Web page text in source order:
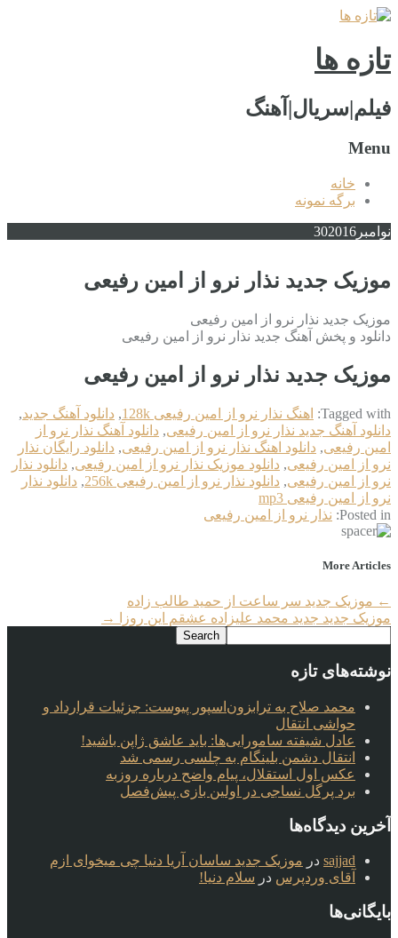
تازه ها
فیلم|سریال|آهنگ
Menu
خانه
برگه نمونه
نوامبر 302016
موزیک جدید نذار نرو از امین رفیعی
موزیک جدید نذار نرو از امین رفیعی
دانلود و پخش آهنگ جدید نذار نرو از امین رفیعی
موزیک جدید نذار نرو از امین رفیعی
Tagged with: اهنگ نذار نرو از امین رفیعی 128k , دانلود آهنگ جدید,
دانلود آهنگ جدید نذار نرو از امین رفیعی, دانلود آهنگ نذار نرو از
امین رفیعی, دانلود اهنگ نذار نرو از امین رفیعی, دانلود رایگان نذار
نرو از امین رفیعی, دانلود موزیک نذار نرو از امین رفیعی, دانلود نذار
نرو از امین رفیعی, دانلود نذار نرو از امین رفیعی 256k , دانلود نذار
نرو از امین رفیعی mp3
Posted in: نذار نرو از امین رفیعی
More Articles
← موزیک جدید سر ساعت از حمید طالب زاده
موزیک جدید جديد محمد علیزاده عشقم این روزا
→
نوشته‌های تازه
محمد صلاح به ترابزون‌اسپور پیوست: جزئیات قرارداد و
حواشی انتقال
عادل شیفته سامورایی‌ها: باید عاشق ژاپن باشید!
انتقال دشمن بلینگام به چلسی رسمی شد
عکس اول استقلال، پیام واضح درباره روزبه
برد پرگل نساجی در اولین بازی پیش‌فصل
آخرین دیدگاه‌ها
sajjad در موزیک جدید ساسان آریا دنیا چی میخوای ازم
آقای وردپرس در سلام دنیا!
بایگانی‌ها